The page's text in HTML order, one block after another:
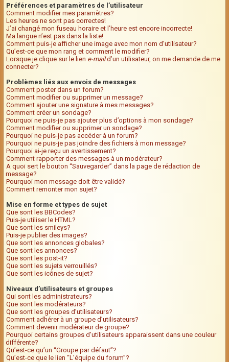
Préférences et paramètres de l’utilisateur
Comment modifier mes paramètres?
Les heures ne sont pas correctes!
J’ai changé mon fuseau horaire et l’heure est encore incorrecte!
Ma langue n’est pas dans la liste!
Comment puis-je afficher une image avec mon nom d’utilisateur?
Qu’est-ce que mon rang et comment le modifier?
Lorsque je clique sur le lien e-maild’un utilisateur, on me demande de me
connecter?
Problèmes liés aux envois de messages
Comment poster dans un forum?
Comment modifier ou supprimer un message?
Comment ajouter une signature à mes messages?
Comment créer un sondage?
Pourquoi ne puis-je pas ajouter plus d’options à mon sondage?
Comment modifier ou supprimer un sondage?
Pourquoi ne puis-je pas accéder à un forum?
Pourquoi ne puis-je pas joindre des fichiers à mon message?
Pourquoi ai-je reçu un avertissement?
Comment rapporter des messages à un modérateur?
A quoi sert le bouton “Sauvegarder” dans la page de rédaction de
message?
Pourquoi mon message doit être validé?
Comment remonter mon sujet?
Mise en forme et types de sujet
Que sont les BBCodes?
Puis-je utiliser le HTML?
Que sont les smileys?
Puis-je publier des images?
Que sont les annonces globales?
Que sont les annonces?
Que sont les post-it?
Que sont les sujets verrouillés?
Que sont les icônes de sujet?
Niveaux d’utilisateurs et groupes
Qui sont les administrateurs?
Que sont les modérateurs?
Que sont les groupes d’utilisateurs?
Comment adhérer à un groupe d’utilisateurs?
Comment devenir modérateur de groupe?
Pourquoi certains groupes d’utilisateurs apparaissent dans une couleur
différente?
Qu’est-ce qu’un “Groupe par défaut”?
Qu’est-ce que le lien “L’équipe du forum”?